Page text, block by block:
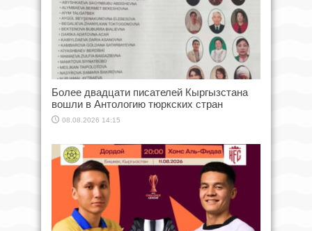
Более двадцати писателей Кыргызстана
вошли в Антологию тюркских стран
08.08.2026 14:15